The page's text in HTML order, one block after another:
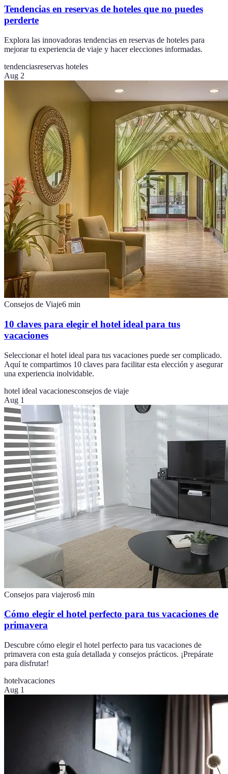
Tendencias en reservas de hoteles que no puedes
perderte
Explora las innovadoras tendencias en reservas de hoteles para
mejorar tu experiencia de viaje y hacer elecciones informadas.
tendenciasreservas hoteles
Aug 2
Consejos de Viaje6 min
10 claves para elegir el hotel ideal para tus
vacaciones
Seleccionar el hotel ideal para tus vacaciones puede ser complicado.
Aquí te compartimos 10 claves para facilitar esta elección y asegurar
una experiencia inolvidable.
hotel ideal vacacionesconsejos de viaje
Aug 1
Consejos para viajeros6 min
Cómo elegir el hotel perfecto para tus vacaciones de
primavera
Descubre cómo elegir el hotel perfecto para tus vacaciones de
primavera con esta guía detallada y consejos prácticos. ¡Prepárate
para disfrutar!
hotelvacaciones
Aug 1